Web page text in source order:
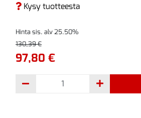
Kysy tuotteesta
Hinta sis. alv 25.50%
130,39 €
97,80 €